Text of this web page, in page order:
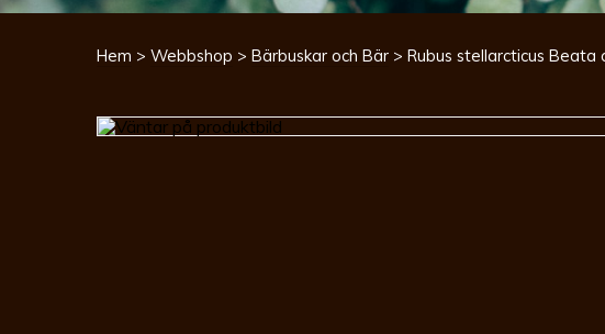
Hem > Webbshop > Bärbuskar och Bär > Rubus stellarcticus Beata